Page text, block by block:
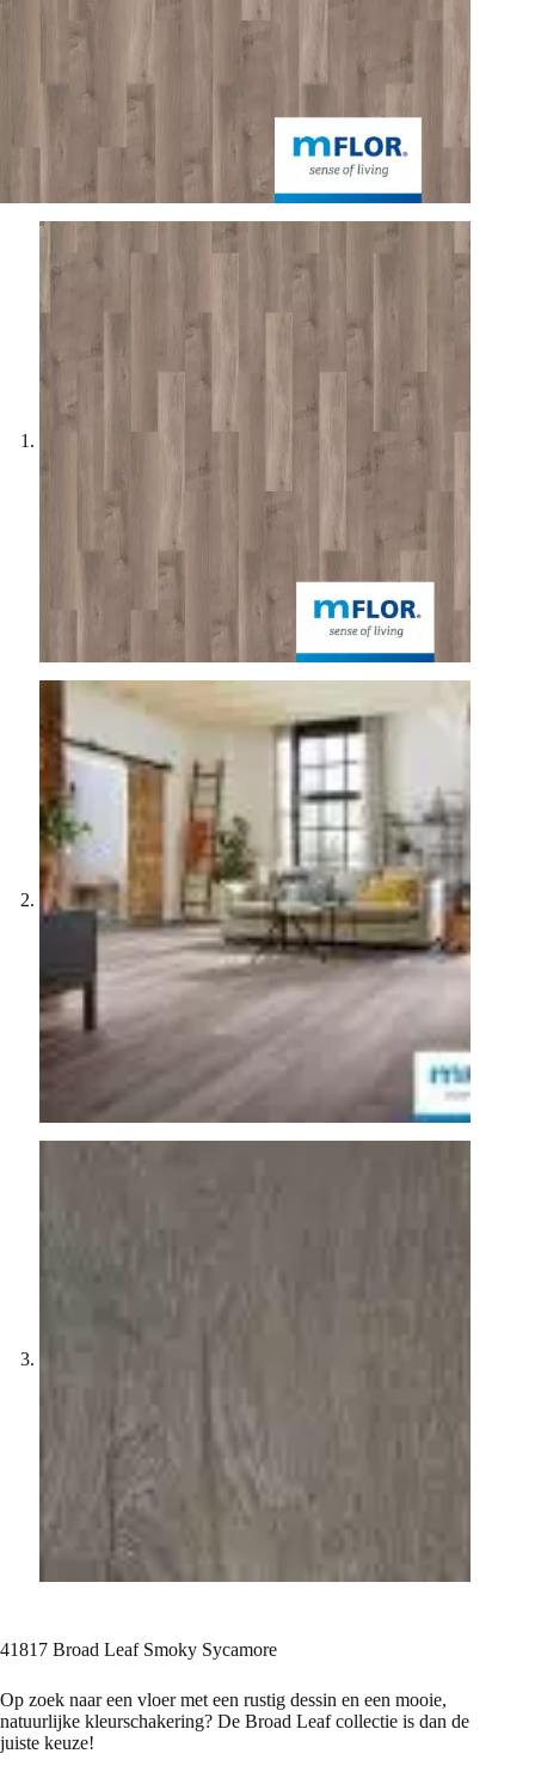
41817 Broad Leaf Smoky Sycamore
Op zoek naar een vloer met een rustig dessin en een mooie,
natuurlijke kleurschakering? De Broad Leaf collectie is dan de
juiste keuze!